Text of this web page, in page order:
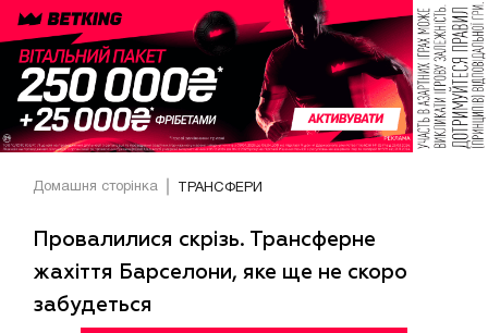
Домашня сторінка ТРАНСФЕРИ
Провалилися скрізь. Трансферне
жахіття Барселони, яке ще не скоро
забудеться